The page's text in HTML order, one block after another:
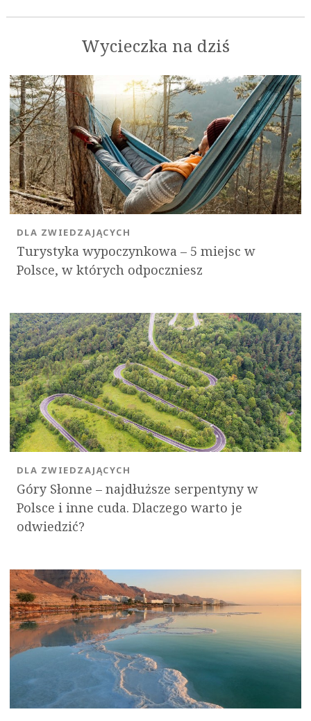
Wycieczka na dziś
Turystyka wypoczynkowa – 5 miejsc w
Polsce, w których odpoczniesz
DLA ZWIEDZAJĄCYCH
Góry Słonne – najdłuższe serpentyny w
Polsce i inne cuda. Dlaczego warto je
odwiedzić?
DLA ZWIEDZAJĄCYCH